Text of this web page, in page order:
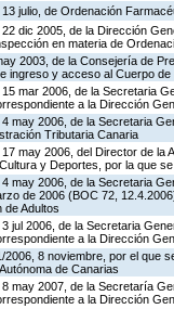
13 julio, de Ordenación
22 dic 2005, de la Dirección
en materia de
2003, de la Consejería de
ingreso y acceso al Cuerpo
15 mar 2006, de la Secretaria
a la Dirección
4 may 2006, de la Secretaria
Tributaria Canaria
17 may 2006, del Director de la
y Deportes, por la que
4 may 2006, de la Secretaria
de 2006 (BOC 72,
de Adultos
3 jul 2006, de la Secretaria
a la Dirección
2006, 8 noviembre, por el que
de Canarias
8 may 2007, de la Secretaría
a la Dirección